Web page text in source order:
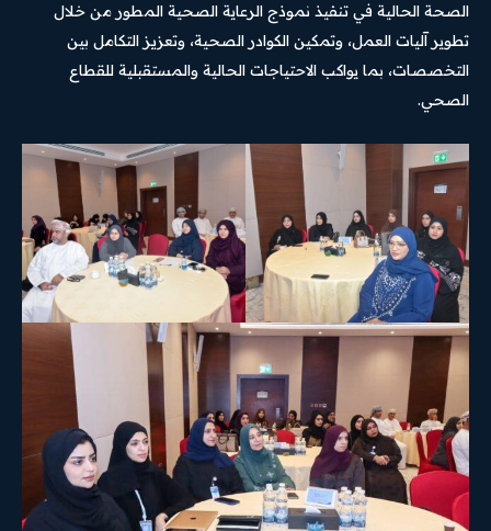
الصحة الحالية في تنفيذ نموذج الرعاية الصحية المطور من خلال
تطوير آليات العمل، وتمكين الكوادر الصحية، وتعزيز التكامل بين
التخصصات، بما يواكب الاحتياجات الحالية والمستقبلية للقطاع
الصحي.